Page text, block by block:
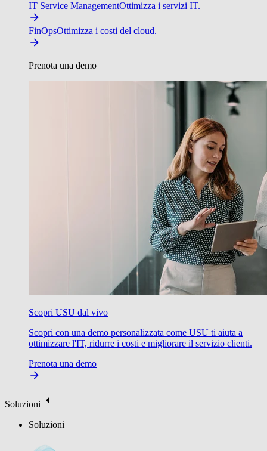
IT Service ManagementOttimizza i servizi IT.
FinOpsOttimizza i costi del cloud.
Prenota una demo
Scopri USU dal vivo
Scopri con una demo personalizzata come USU ti aiuta a
ottimizzare l'IT, ridurre i costi e migliorare il servizio clienti.
Prenota una demo
Soluzioni
Soluzioni